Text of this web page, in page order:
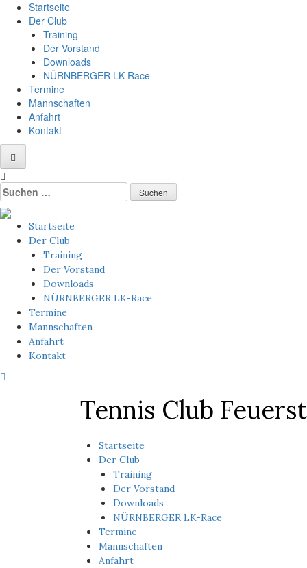
Startseite
Der Club
Training
Der Vorstand
Downloads
NÜRNBERGER LK-Race
Termine
Mannschaften
Anfahrt
Kontakt
Startseite
Der Club
Training
Der Vorstand
Downloads
NÜRNBERGER LK-Race
Termine
Mannschaften
Anfahrt
Kontakt
Tennis Club
Startseite
Der Club
Training
Der Vorstand
Downloads
NÜRNBERGER LK-Race
Termine
Mannschaften
Anfahrt
0:00
2:00